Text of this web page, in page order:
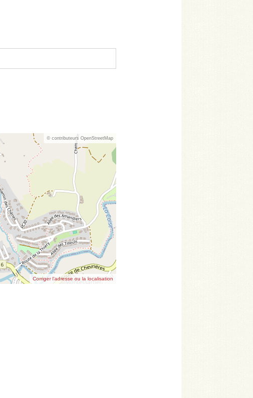
© contributeurs OpenStreetMap
Corriger l’adresse ou la localisation